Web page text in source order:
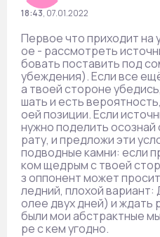
18:43, 07.01.2022
Первое что приходит
ое - рассмотреть
бовать поставить под
убеждения). Если все
а твоей стороне
шать и есть
оей позиции. Если
нужно поделить осознай
рату, и предложи эти
подводные камни: если
ком щедрым с твоей
з оппонент может
ледний, плохой вариант:
олее двух дней) и ждать
были мои абстрактные
ре с кем угодно.